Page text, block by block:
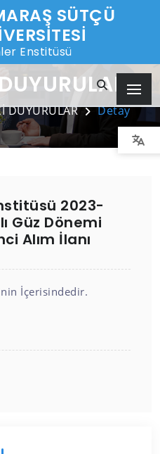
SÜTÇÜ
Enstitüsü
DUYURULAR Detay
2023-
Güz Dönemi
Alım İlanı
İçerisindedir.